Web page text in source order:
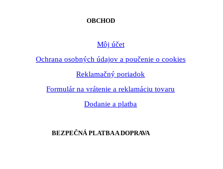
OBCHOD
Môj účet
Ochrana osobných údajov a poučenie o cookies
Reklamačný poriadok
Formulár na vrátenie a reklamáciu tovaru
Dodanie a platba
BEZPEČNÁ PLATBA A DOPRAVA